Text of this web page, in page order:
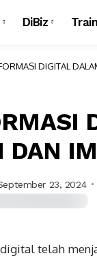
DiBiz
DIGITAL
DAN
23, 2024
telah